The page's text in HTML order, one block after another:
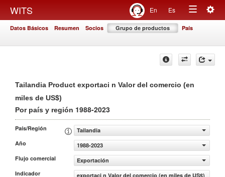
WITS En Es
Toggle
Datos Básicos Resumen Socios Grupo de productos País
Tailandia Product exportaci n Valor del comercio (en
miles de US$)
Por país y región 1988-2023
País/Región
Tailandia
Año
1988-2023
Flujo comercial
Exportación
Indicador
exportaci n Valor del comercio (en miles de US$)